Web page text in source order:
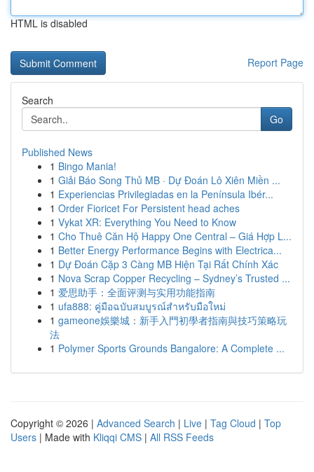
HTML is disabled
Report Page
Search
Go
Published News
1 Bingo Mania!
1 Giải Báo Song Thủ MB · Dự Đoán Lô Xiên Miền ...
1 Experiencias Privilegiadas en la Península Ibér...
1 Order Fioricet For Persistent head aches
1 Vykat XR: Everything You Need to Know
1 Cho Thuê Căn Hộ Happy One Central – Giá Hợp L...
1 Better Energy Performance Begins with Electrica...
1 Dự Đoán Cặp 3 Càng MB Hiện Tại Rất Chính Xác
1 Nova Scrap Copper Recycling – Sydney’s Trusted ...
1 爱思助手：全面评测与实用功能指南
1 ufa888: คู่มือฉบับสมบูรณ์สำหรับมือใหม่
1 gameone娛樂城：新手入門初學者指南與技巧策略玩
法
1 Polymer Sports Grounds Bangalore: A Complete ...
Copyright © 2026 | Advanced Search | Live | Tag Cloud | Top
Users | Made with Kliqqi CMS | All RSS Feeds